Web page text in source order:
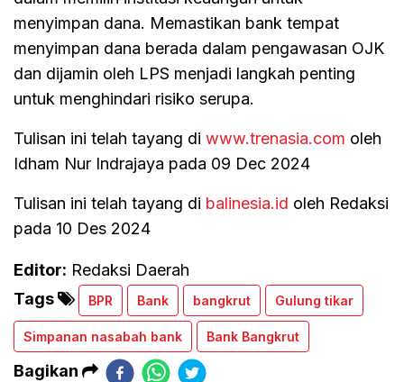
menyimpan dana. Memastikan bank tempat
menyimpan dana berada dalam pengawasan OJK
dan dijamin oleh LPS menjadi langkah penting
untuk menghindari risiko serupa.
Tulisan ini telah tayang di www.trenasia.com oleh
Idham Nur Indrajaya pada 09 Dec 2024
Tulisan ini telah tayang di balinesia.id oleh Redaksi
pada 10 Des 2024
Editor: Redaksi Daerah
Tags
BPR Bank bangkrut Gulung tikar
Simpanan nasabah bank Bank Bangkrut
Bagikan